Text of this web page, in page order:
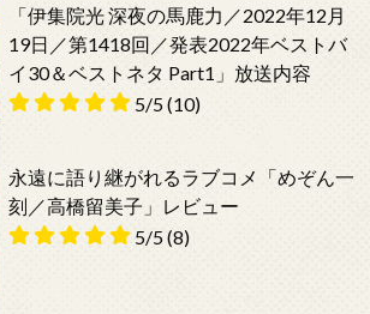
「伊集院光 深夜の馬鹿力／2022年12月
19日／第1418回／発表2022年ベストバ
イ30＆ベストネタ Part1」放送内容
5/5(10)
永遠に語り継がれるラブコメ「めぞん一
刻／高橋留美子」レビュー
5/5(8)